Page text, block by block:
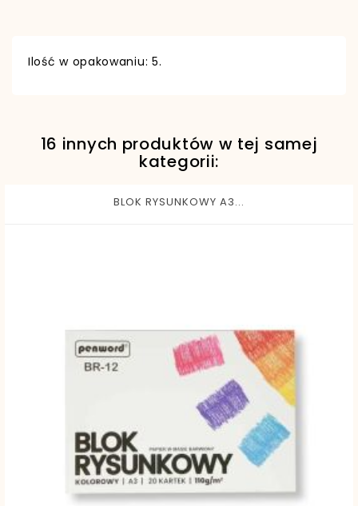
Ilość w opakowaniu: 5.
EAN13 5902557452156
16 innych produktów w tej samej
kategorii:
BLOK RYSUNKOWY A3...